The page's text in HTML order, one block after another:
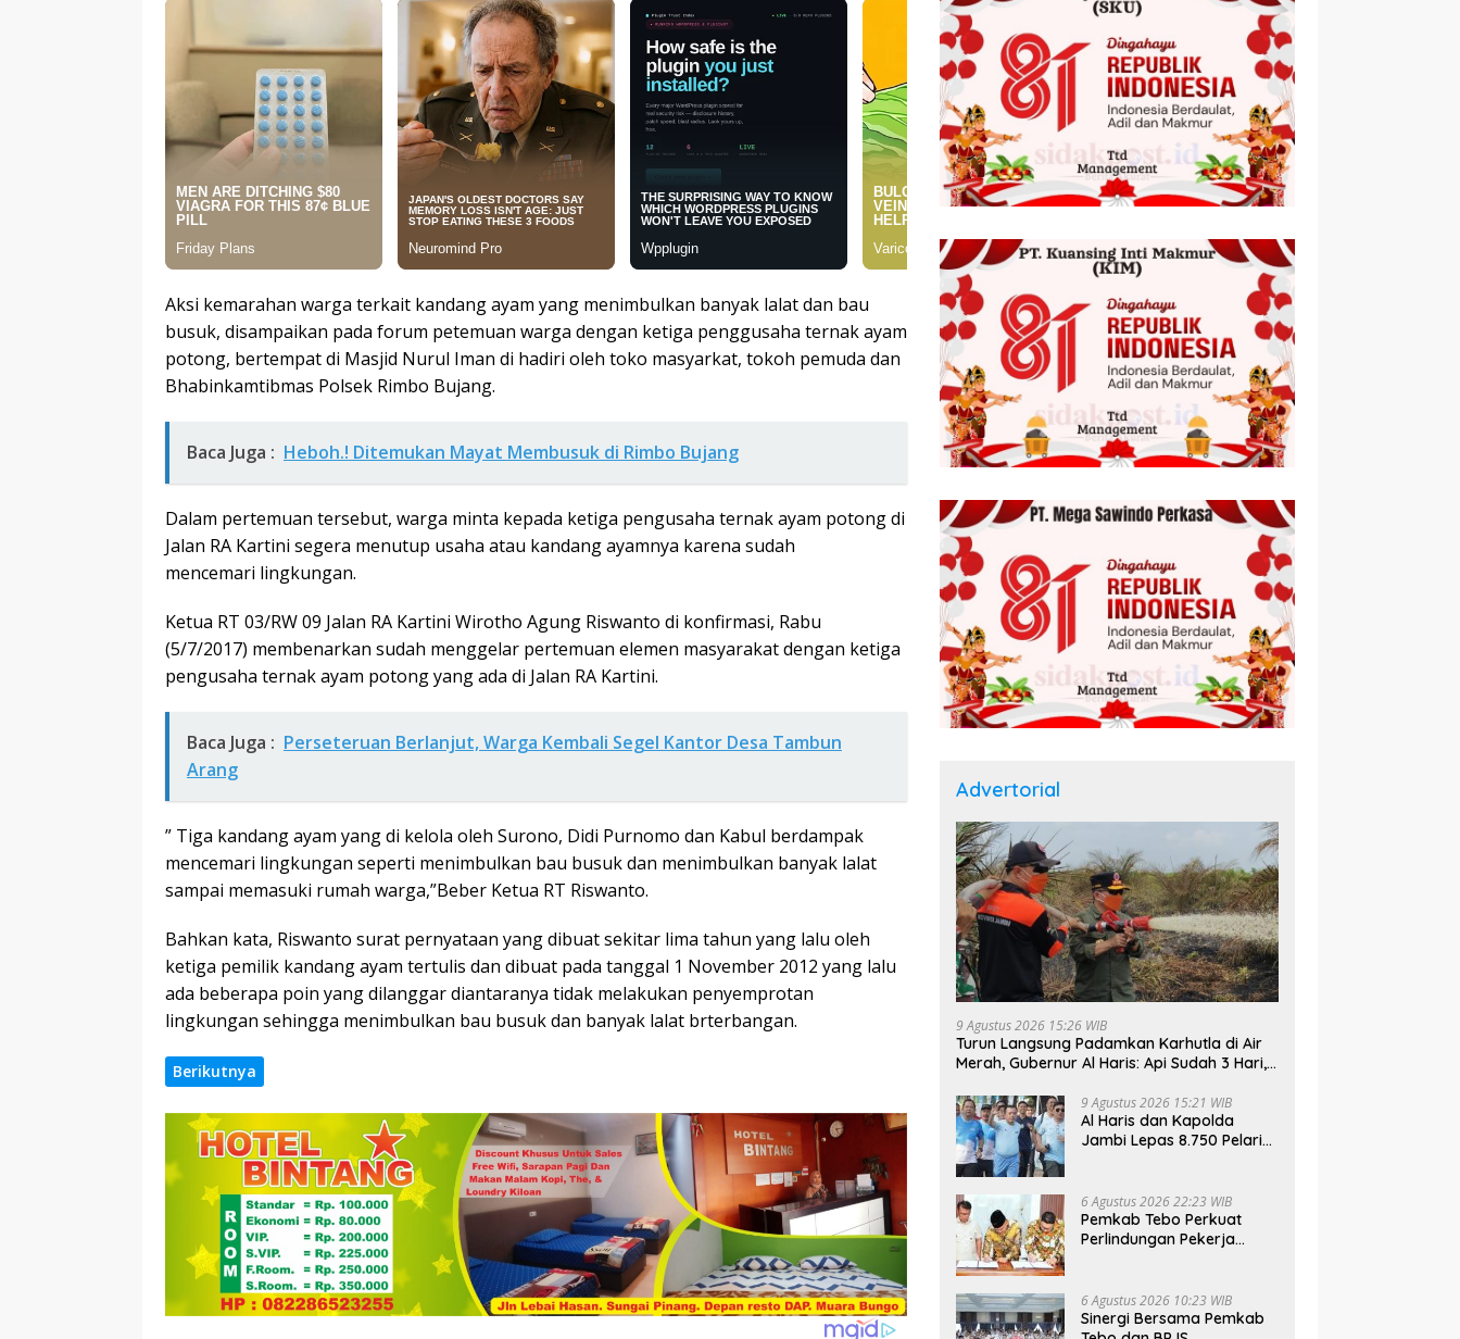
Aksi kemarahan warga terkait kandang ayam yang menimbulkan banyak lalat dan bau
busuk, disampaikan pada forum petemuan warga dengan ketiga penggusaha ternak ayam
potong, bertempat di Masjid Nurul Iman di hadiri oleh toko masyarkat, tokoh pemuda dan
Bhabinkamtibmas Polsek Rimbo Bujang.
Baca Juga : Heboh.! Ditemukan Mayat Membusuk di Rimbo Bujang
Dalam pertemuan tersebut, warga minta kepada ketiga pengusaha ternak ayam potong di
Jalan RA Kartini segera menutup usaha atau kandang ayamnya karena sudah
mencemari lingkungan.
Ketua RT 03/RW 09 Jalan RA Kartini Wirotho Agung Riswanto di konfirmasi, Rabu
(5/7/2017) membenarkan sudah menggelar pertemuan elemen masyarakat dengan ketiga
pengusaha ternak ayam potong yang ada di Jalan RA Kartini.
Baca Juga : Perseteruan Berlanjut, Warga Kembali Segel Kantor Desa Tambun
Arang
” Tiga kandang ayam yang di kelola oleh Surono, Didi Purnomo dan Kabul berdampak
mencemari lingkungan seperti menimbulkan bau busuk dan menimbulkan banyak lalat
sampai memasuki rumah warga,”Beber Ketua RT Riswanto.
Bahkan kata, Riswanto surat pernyataan yang dibuat sekitar lima tahun yang lalu oleh
ketiga pemilik kandang ayam tertulis dan dibuat pada tanggal 1 November 2012 yang lalu
ada beberapa poin yang dilanggar diantaranya tidak melakukan penyemprotan
lingkungan sehingga menimbulkan bau busuk dan banyak lalat brterbangan.
Berikutnya
Advertorial
9 Agustus 2026 15:26 WIB
Turun Langsung Padamkan Karhutla di Air
Merah, Gubernur Al Haris: Api Sudah 3 Hari,
9 Agustus 2026 15:21 WIB
Al Haris dan Kapolda
Jambi Lepas 8.750 Pelari
6 Agustus 2026 22:23 WIB
Pemkab Tebo Perkuat
Perlindungan Pekerja
6 Agustus 2026 10:23 WIB
Sinergi Bersama Pemkab